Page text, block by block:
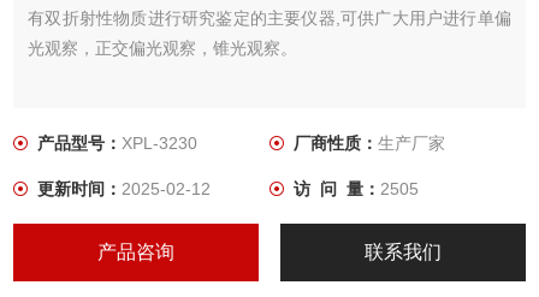
有双折射性物质进行研究鉴定的主要仪器,可供广大用户进行单偏
光观察，正交偏光观察，锥光观察。
产品型号：XPL-3230 厂商性质： 生产厂家
更新时间：2025-02-12 访 问 量： 2505
产品咨询 联系我们